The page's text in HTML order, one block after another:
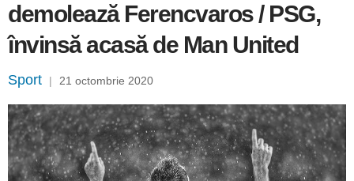
demolează Ferencvaros / PSG,
învinsă acasă de Man United
Sport | 21 octombrie 2020